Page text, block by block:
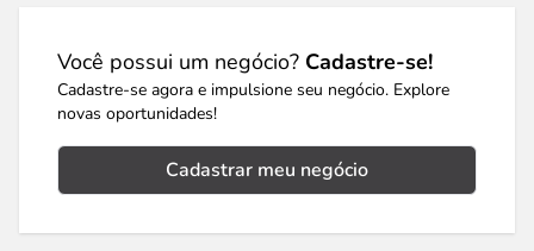
Você possui um negócio? Cadastre-se!
Cadastre-se agora e impulsione seu negócio. Explore
novas oportunidades!
Cadastrar meu negócio